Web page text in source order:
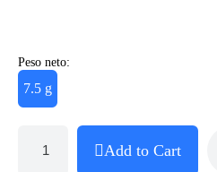
Peso neto:
7.5 g
Add to Cart